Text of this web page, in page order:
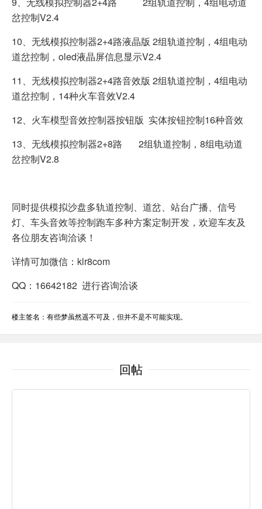
岔控制V2.4
10、无线模拟控制器2+4路液晶版 2组轨道控制，4组电动
道岔控制，oled液晶屏信息显示V2.4
11、无线模拟控制器2+4路音效版 2组轨道控制，4组电动
道岔控制，14种火车音效V2.4
12、火车模型音效控制器按钮版 实体按钮控制16种音效
13、无线模拟控制器2+8路 2组轨道控制，8组电动道
岔控制V2.8
同时提供模拟沙盘多轨道控制、道岔、站台广播、信号
灯、车头音效等控制跑车多种方案定制开发，欢迎车友及
各位朋友咨询洽谈！
详情可加微信：klr8com
QQ：16642182 进行咨询洽谈
楼主签名：有些梦虽然遥不可及，但并不是不可能实现。
回帖